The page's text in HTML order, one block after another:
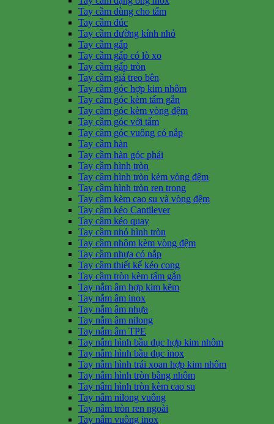
Tay cầm dùng cho tấm
Tay cầm đúc
Tay cầm đường kính nhỏ
Tay cầm gấp
Tay cầm gấp có lò xo
Tay cầm gấp tròn
Tay cầm giá treo bên
Tay cầm góc hợp kim nhôm
Tay cầm góc kèm tấm gắn
Tay cầm góc kèm vòng đệm
Tay cầm góc với tấm
Tay cầm góc vuông có nắp
Tay cầm hàn
Tay cầm hàn góc phải
Tay cầm hình tròn
Tay cầm hình tròn kèm vòng đệm
Tay cầm hình tròn ren trong
Tay cầm kèm cao su và vòng đệm
Tay cầm kéo Cantilever
Tay cầm kéo quay
Tay cầm nhỏ hình tròn
Tay cầm nhôm kèm vòng đệm
Tay cầm nhựa có nắp
Tay cầm thiết kế kéo cong
Tay cầm tròn kèm tấm gắn
Tay nắm âm hợp kim kẽm
Tay nắm âm inox
Tay nắm âm nhựa
Tay nắm âm nilong
Tay nắm âm TPE
Tay nắm hình bầu dục hợp kim nhôm
Tay nắm hình bầu dục inox
Tay nắm hình trái xoan hợp kim nhôm
Tay nắm hình tròn bằng nhôm
Tay nắm hình tròn kèm cao su
Tay nắm nilong vuông
Tay nắm tròn ren ngoài
Tay nắm vuông inox